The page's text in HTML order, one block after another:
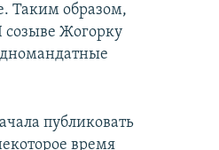
Таким образом,
созыве Жогорку
публиковать
время